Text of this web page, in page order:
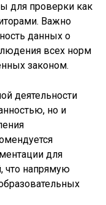
для проверки как
Важно
данных о
всех норм
законом.
деятельности
но и
для
что напрямую